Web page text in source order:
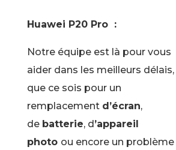
Huawei P20 Pro :
Notre équipe est là pour vous
aider dans les meilleurs délais,
que ce sois pour un
remplacement d’écran,
de batterie, d’appareil
photo ou encore un problème